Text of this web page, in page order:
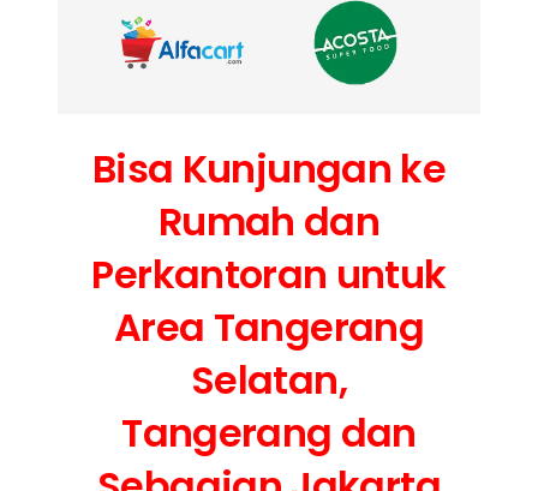
Bisa Kunjungan ke
Rumah dan
Perkantoran untuk
Area Tangerang
Selatan,
Tangerang dan